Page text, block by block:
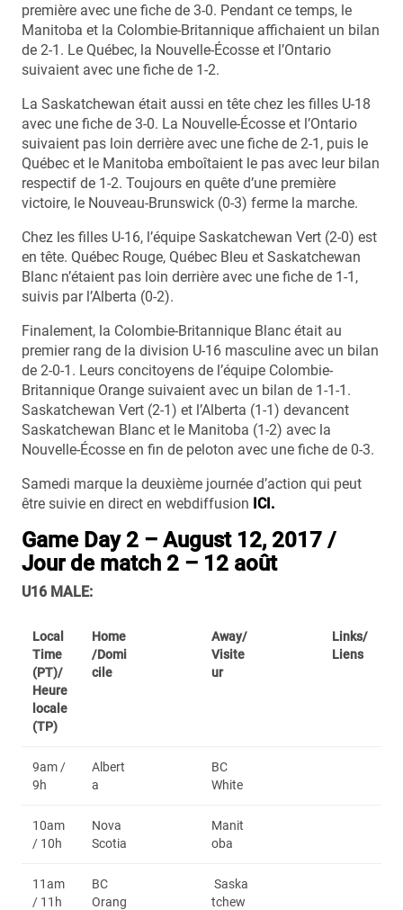
première avec une fiche de 3-0. Pendant ce temps, le
Manitoba et la Colombie-Britannique affichaient un bilan
de 2-1. Le Québec, la Nouvelle-Écosse et l’Ontario
suivaient avec une fiche de 1-2.
La Saskatchewan était aussi en tête chez les filles U-18
avec une fiche de 3-0. La Nouvelle-Écosse et l’Ontario
suivaient pas loin derrière avec une fiche de 2-1, puis le
Québec et le Manitoba emboîtaient le pas avec leur bilan
respectif de 1-2. Toujours en quête d’une première
victoire, le Nouveau-Brunswick (0-3) ferme la marche.
Chez les filles U-16, l’équipe Saskatchewan Vert (2-0) est
en tête. Québec Rouge, Québec Bleu et Saskatchewan
Blanc n’étaient pas loin derrière avec une fiche de 1-1,
suivis par l’Alberta (0-2).
Finalement, la Colombie-Britannique Blanc était au
premier rang de la division U-16 masculine avec un bilan
de 2-0-1. Leurs concitoyens de l’équipe Colombie-
Britannique Orange suivaient avec un bilan de 1-1-1.
Saskatchewan Vert (2-1) et l’Alberta (1-1) devancent
Saskatchewan Blanc et le Manitoba (1-2) avec la
Nouvelle-Écosse en fin de peloton avec une fiche de 0-3.
Samedi marque la deuxième journée d’action qui peut
être suivie en direct en webdiffusion ICI.
Game Day 2 – August 12, 2017 /
Jour de match 2 – 12 août
U16 MALE:
Local
Time
(PT)/
Heure
locale
(TP)
Home
/Domi
cile
Away/
Visite
ur
Links/
Liens
9am /
9h
Albert
a
BC
White
10am
/ 10h
Nova
Scotia
Manit
oba
11am
/ 11h
BC
Orang
Saska
tchew